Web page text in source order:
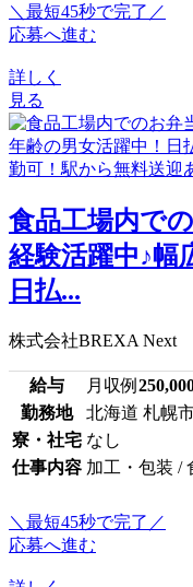
＼最短45秒で完了／
応募へ進む
詳しく
見る
食品工場内で
経験活躍中♪幅
日払...
株式会社BREXA Next
給与 月収例
勤務地
北海道 札幌
寮・社宅 なし
仕事内容 加工・包装 /
＼最短45秒で完了／
応募へ進む